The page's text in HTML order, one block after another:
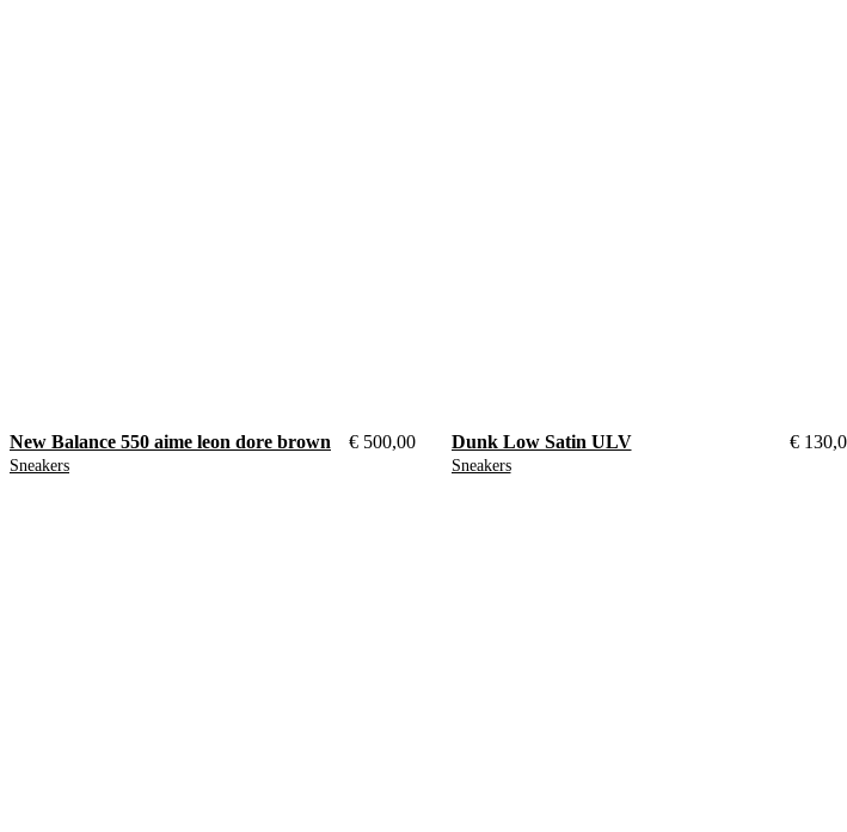
Sneakers
New Balance 550 aime leon dore brown €500,00
Sneakers
Dunk Low Satin ULV €